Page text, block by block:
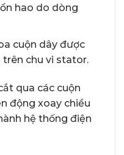
hao do dòng
cuộn dây được
trên chu vi stator.
qua các cuộn
động xoay chiều
hệ thống điện